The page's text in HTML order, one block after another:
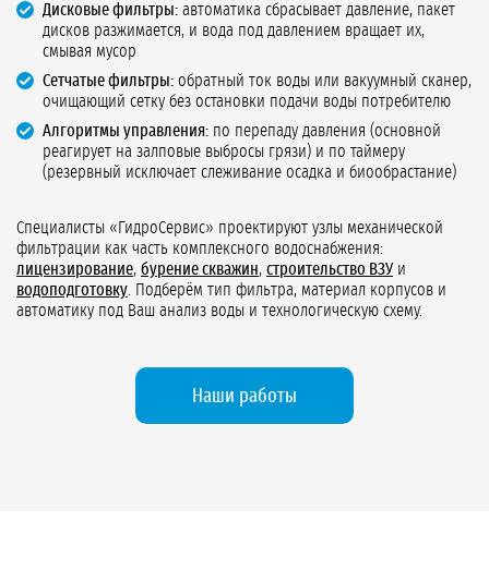
Дисковые фильтры: автоматика сбрасывает давление, пакет
дисков разжимается, и вода под давлением вращает их,
смывая мусор
Сетчатые фильтры: обратный ток воды или вакуумный сканер,
очищающий сетку без остановки подачи воды потребителю
Алгоритмы управления: по перепаду давления (основной
реагирует на залповые выбросы грязи) и по таймеру
(резервный исключает слеживание осадка и биообрастание)
Специалисты «ГидроСервис» проектируют узлы механической
фильтрации как часть комплексного водоснабжения:
лицензирование, бурение скважин, строительство ВЗУи
водоподготовку . Подберём тип фильтра, материал корпусов и
автоматику под Ваш анализ воды и технологическую схему.
Наши работы